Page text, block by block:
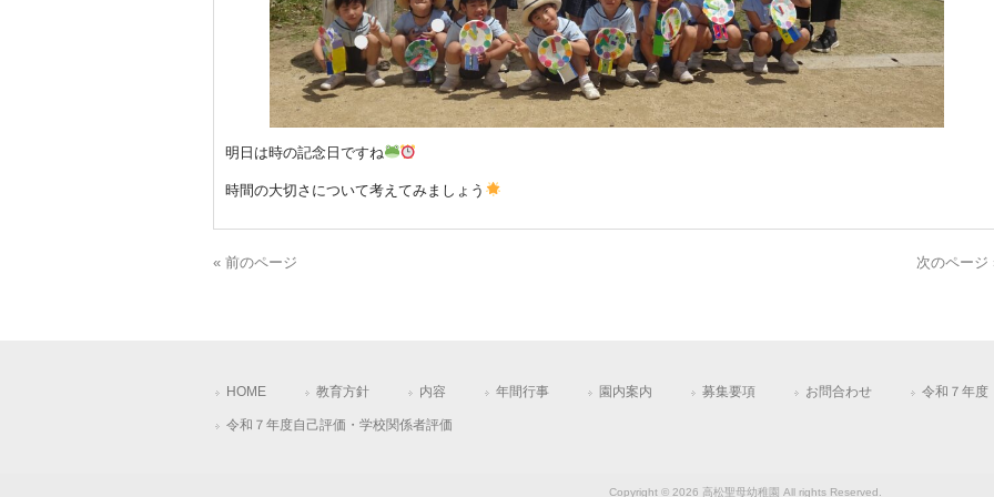
明日は時の記念日ですね
時間の大切さについて考えてみましょう
« 前のページ 次のページ
HOME 教育方針 内容 年間行事 園内案内 募集要項 お問合わせ 令和７年
令和７年度自己評価・学校関係者評価
Copyright © 2026 高松聖母幼稚園 All rights Reserved.